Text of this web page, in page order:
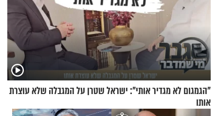
"הגמגום לא מגדיר אותי": ישראל שטרן על המגבלה שלא עוצרת
אותו